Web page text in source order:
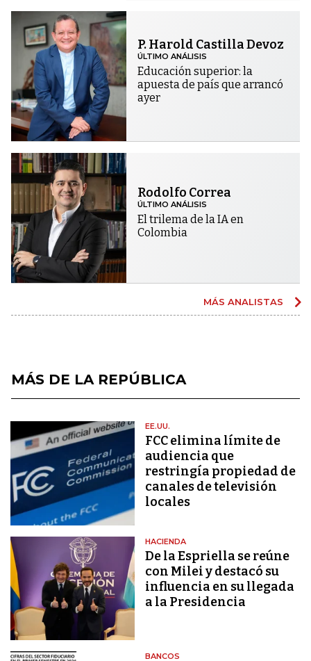
P. Harold Castilla Devoz
ÚLTIMO ANÁLISIS
Educación superior: la
apuesta de país que arrancó
ayer
Rodolfo Correa
ÚLTIMO ANÁLISIS
El trilema de la IA en
Colombia
MÁS ANALISTAS
MÁS DE LA REPÚBLICA
EE.UU.
FCC elimina límite de
audiencia que
restringía propiedad de
canales de televisión
locales
HACIENDA
De la Espriella se reúne
con Milei y destacó su
influencia en su llegada
a la Presidencia
BANCOS